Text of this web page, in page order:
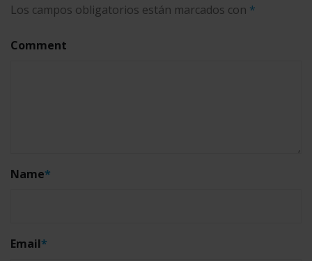
Los campos obligatorios están marcados con *
Comment
Name*
Email*